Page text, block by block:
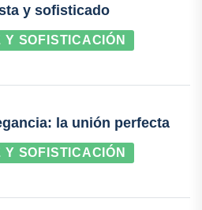
y sofisticado
SOFISTICACIÓN
la unión perfecta
SOFISTICACIÓN